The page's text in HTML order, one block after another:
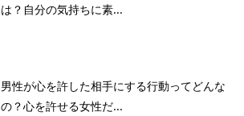
は？自分の気持ちに素...
男性が心を許した相手にする行動ってどんな
の？心を許せる女性だ...